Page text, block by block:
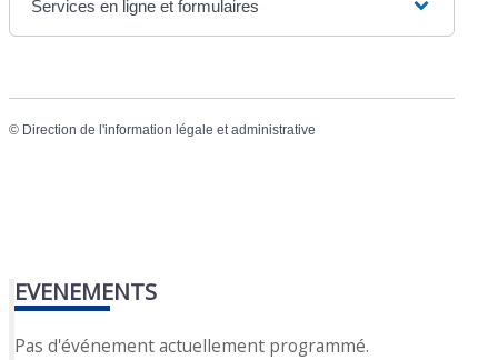
Services en ligne et formulaires
© Direction de l'information légale et administrative
EVENEMENTS
Pas d'événement actuellement programmé.